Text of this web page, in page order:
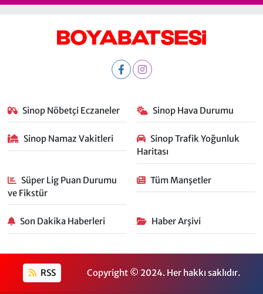
Sinop Nöbetçi Eczaneler Sinop Hava Durumu
Sinop Namaz Vakitleri
Sinop Trafik Yoğunluk
Haritası
Süper Lig Puan Durumu
ve Fikstür
Tüm Manşetler
Son Dakika Haberleri Haber Arşivi
RSS Copyright © 2024. Her hakkı saklıdır.